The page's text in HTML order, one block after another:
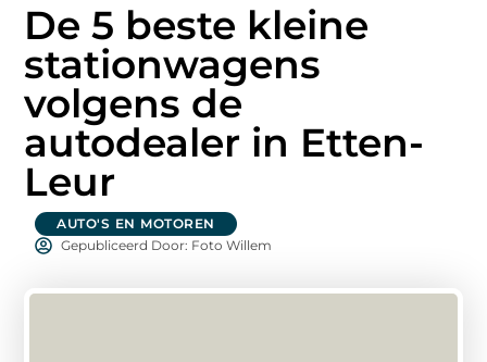
De 5 beste kleine
stationwagens
volgens de
autodealer in Etten-
Leur
AUTO'S EN MOTOREN
Gepubliceerd Door: Foto Willem